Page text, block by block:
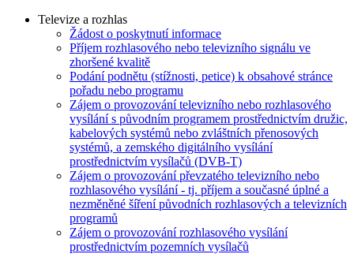
Televize a rozhlas
Žádost o poskytnutí informace
Příjem rozhlasového nebo televizního signálu ve
zhoršené kvalitě
Podání podnětu (stížnosti, petice) k obsahové stránce
pořadu nebo programu
Zájem o provozování televizního nebo rozhlasového
vysílání s původním programem prostřednictvím družic,
kabelových systémů nebo zvláštních přenosových
systémů, a zemského digitálního vysílání
prostřednictvím vysílačů (DVB-T)
Zájem o provozování převzatého televizního nebo
rozhlasového vysílání - tj. příjem a současné úplné a
nezměněné šíření původních rozhlasových a televizních
programů
Zájem o provozování rozhlasového vysílání
prostřednictvím pozemních vysílačů